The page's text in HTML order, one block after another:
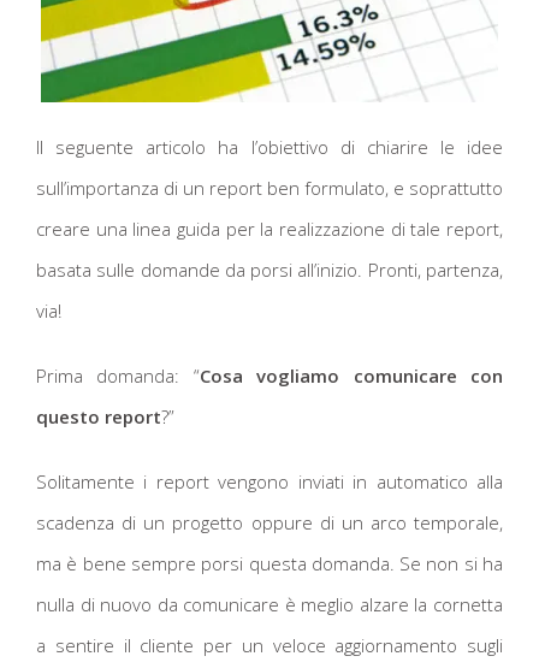
Il seguente articolo ha l’obiettivo di chiarire le idee
sull’importanza di un report ben formulato, e soprattutto
creare una linea guida per la realizzazione di tale report,
basata sulle domande da porsi all’inizio. Pronti, partenza,
via!
Prima domanda: “Cosa vogliamo comunicare con
questo report?”
Solitamente i report vengono inviati in automatico alla
scadenza di un progetto oppure di un arco temporale,
ma è bene sempre porsi questa domanda. Se non si ha
nulla di nuovo da comunicare è meglio alzare la cornetta
a sentire il cliente per un veloce aggiornamento sugli